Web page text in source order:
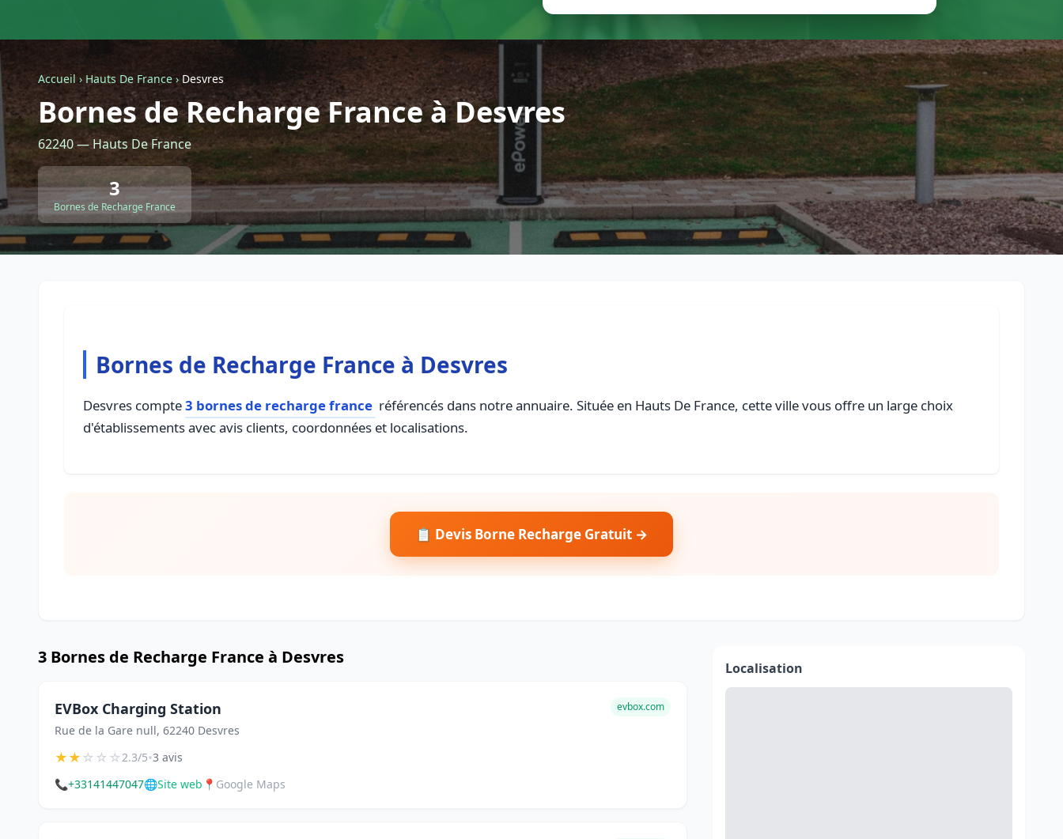
Retour à la liste des métiers
Confidentialité - Service proposé par ViteUnDevis.com-
Accueil › Hauts De France › Desvres
Bornes de Recharge France à Desvres
62240 — Hauts De France
3
Bornes de Recharge France
Bornes de Recharge France à Desvres
Desvres compte3 bornes de recharge france référencés dans notre annuaire. Située en Hauts De France, cette ville vous offre un large choix
d'établissements avec avis clients, coordonnées et localisations.
📋 Devis Borne Recharge Gratuit →
3 Bornes de Recharge France à Desvres
EVBox Charging Station
Rue de la Gare null, 62240 Desvres
evbox.com
★★☆☆☆2.3/5•3 avis
📞+33141447047🌐Site web 📍 Google Maps
Localisation